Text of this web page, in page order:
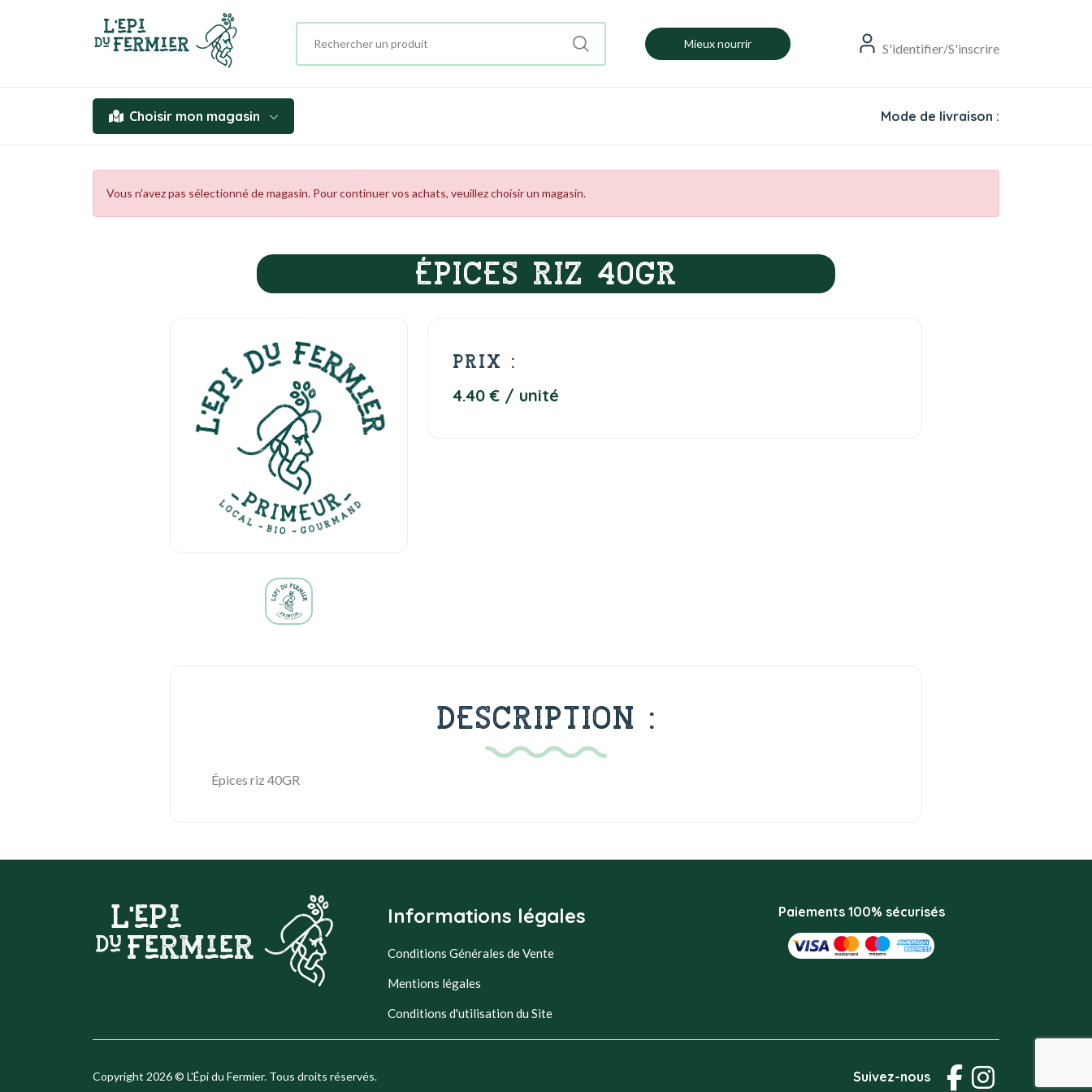
Mieux nourrir S'identifier/S'inscrire
Choisir mon magasin Mode de livraison :
Vous n'avez pas sélectionné de magasin. Pour continuer vos achats, veuillez choisir un magasin.
ÉPICES RIZ 40GR
PRIX :
4.40 € / unité
DESCRIPTION :
Épices riz 40GR
Informations légales
Conditions Générales de Vente
Mentions légales
Conditions d'utilisation du Site
Paiements 100% sécurisés
Copyright 2026 © L'Épi du Fermier. Tous droits réservés. Suivez-nous